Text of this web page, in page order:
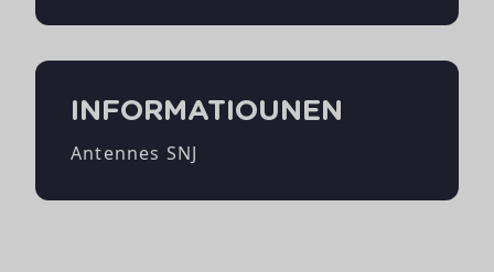
INFORMATIOUNEN
Antennes SNJ